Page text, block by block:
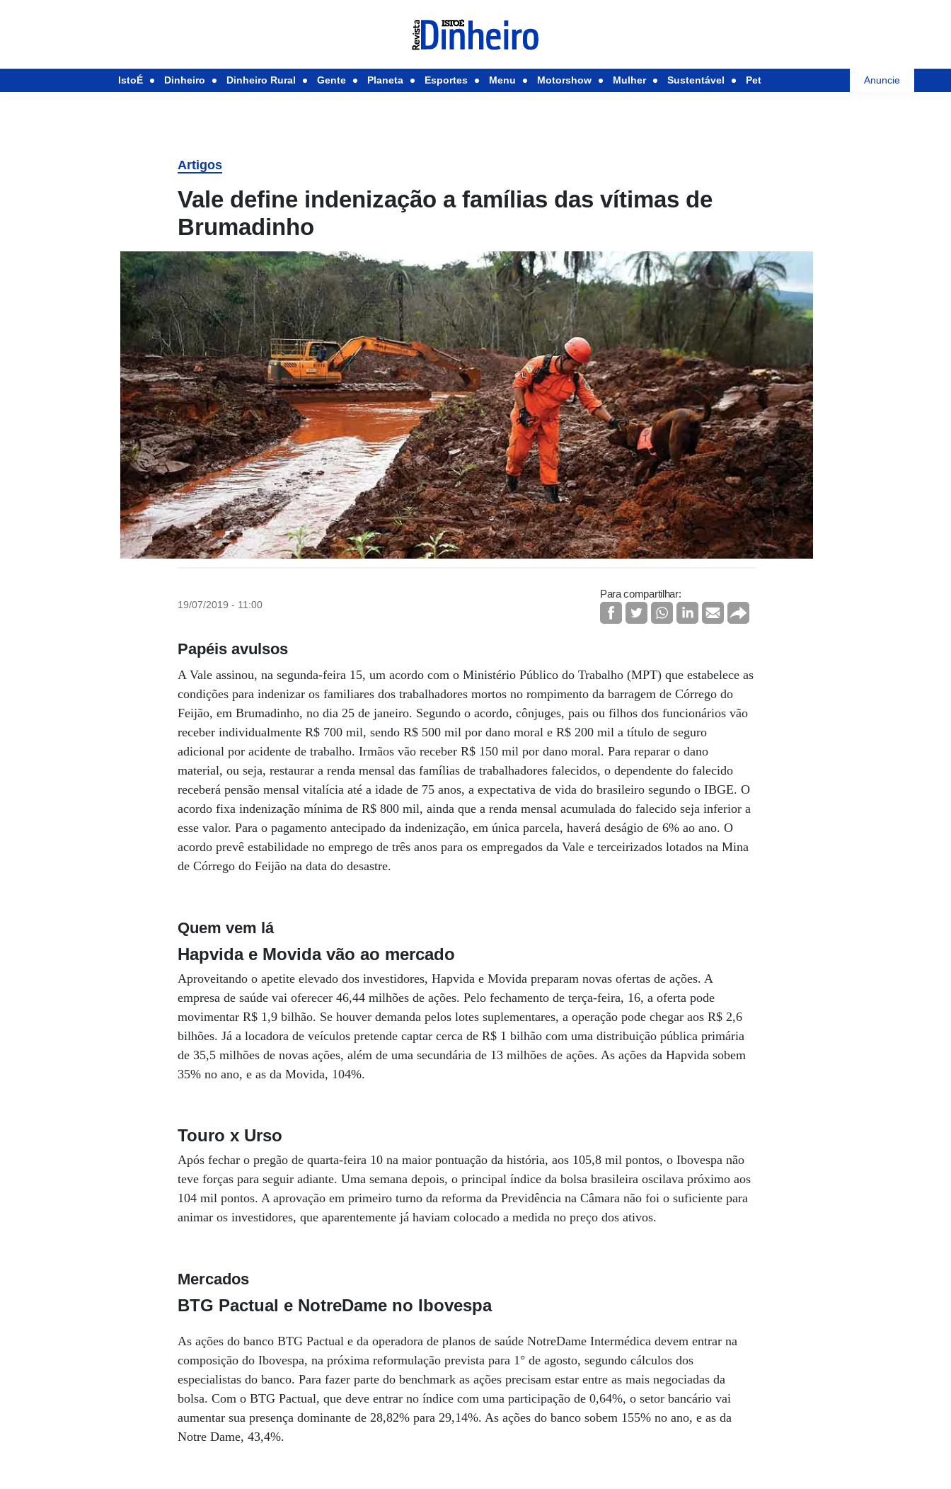
IstoÉ Dinheiro Dinheiro Rural Gente Planeta Esportes Menu Motorshow Mulher Sustentável Pet Anuncie
Artigos
Vale define indenização a famílias das vítimas de
Brumadinho
19/07/2019 - 11:00
Para compartilhar:
Papéis avulsos
A Vale assinou, na segunda-feira 15, um acordo com o Ministério Público do Trabalho (MPT) que estabelece as
condições para indenizar os familiares dos trabalhadores mortos no rompimento da barragem de Córrego do
Feijão, em Brumadinho, no dia 25 de janeiro. Segundo o acordo, cônjuges, pais ou filhos dos funcionários vão
receber individualmente R$ 700 mil, sendo R$ 500 mil por dano moral e R$ 200 mil a título de seguro
adicional por acidente de trabalho. Irmãos vão receber R$ 150 mil por dano moral. Para reparar o dano
material, ou seja, restaurar a renda mensal das famílias de trabalhadores falecidos, o dependente do falecido
receberá pensão mensal vitalícia até a idade de 75 anos, a expectativa de vida do brasileiro segundo o IBGE. O
acordo fixa indenização mínima de R$ 800 mil, ainda que a renda mensal acumulada do falecido seja inferior a
esse valor. Para o pagamento antecipado da indenização, em única parcela, haverá deságio de 6% ao ano. O
acordo prevê estabilidade no emprego de três anos para os empregados da Vale e terceirizados lotados na Mina
de Córrego do Feijão na data do desastre.
Quem vem lá
Hapvida e Movida vão ao mercado
Aproveitando o apetite elevado dos investidores, Hapvida e Movida preparam novas ofertas de ações. A
empresa de saúde vai oferecer 46,44 milhões de ações. Pelo fechamento de terça-feira, 16, a oferta pode
movimentar R$ 1,9 bilhão. Se houver demanda pelos lotes suplementares, a operação pode chegar aos R$ 2,6
bilhões. Já a locadora de veículos pretende captar cerca de R$ 1 bilhão com uma distribuição pública primária
de 35,5 milhões de novas ações, além de uma secundária de 13 milhões de ações. As ações da Hapvida sobem
35% no ano, e as da Movida, 104%.
Touro x Urso
Após fechar o pregão de quarta-feira 10 na maior pontuação da história, aos 105,8 mil pontos, o Ibovespa não
teve forças para seguir adiante. Uma semana depois, o principal índice da bolsa brasileira oscilava próximo aos
104 mil pontos. A aprovação em primeiro turno da reforma da Previdência na Câmara não foi o suficiente para
animar os investidores, que aparentemente já haviam colocado a medida no preço dos ativos.
Mercados
BTG Pactual e NotreDame no Ibovespa
As ações do banco BTG Pactual e da operadora de planos de saúde NotreDame Intermédica devem entrar na
composição do Ibovespa, na próxima reformulação prevista para 1° de agosto, segundo cálculos dos
especialistas do banco. Para fazer parte do benchmark as ações precisam estar entre as mais negociadas da
bolsa. Com o BTG Pactual, que deve entrar no índice com uma participação de 0,64%, o setor bancário vai
aumentar sua presença dominante de 28,82% para 29,14%. As ações do banco sobem 155% no ano, e as da
Notre Dame, 43,4%.